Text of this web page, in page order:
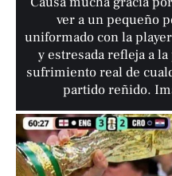
ver a un pequeño
uniformado con la
y estresada refleja a
sufrimiento real de
partido reñido.